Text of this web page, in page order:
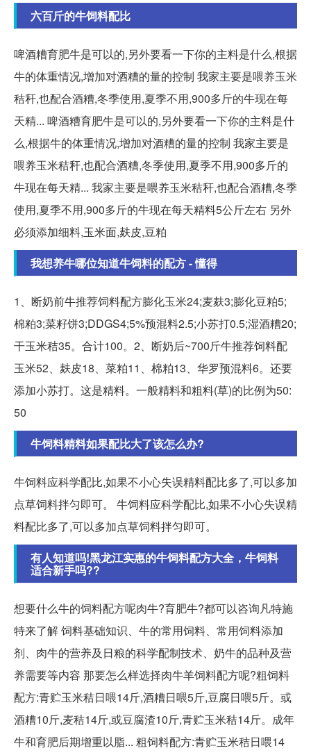
六百斤的牛饲料配比
啤酒糟育肥牛是可以的,另外要看一下你的主料是什么,根据
牛的体重情况,增加对酒糟的量的控制 我家主要是喂养玉米
秸秆,也配合酒糟,冬季使用,夏季不用,900多斤的牛现在每
天精... 啤酒糟育肥牛是可以的,另外要看一下你的主料是什
么,根据牛的体重情况,增加对酒糟的量的控制 我家主要是
喂养玉米秸秆,也配合酒糟,冬季使用,夏季不用,900多斤的
牛现在每天精... 我家主要是喂养玉米秸秆,也配合酒糟,冬季
使用,夏季不用,900多斤的牛现在每天精料5公斤左右 另外
必须添加细料,玉米面,麸皮,豆粕
我想养牛哪位知道牛饲料的配方 - 懂得
1、断奶前牛推荐饲料配方膨化玉米24;麦麸3;膨化豆粕5;
棉粕3;菜籽饼3;DDGS4;5%预混料2.5;小苏打0.5;湿酒糟20;
干玉米秸35。合计100。2、断奶后~700斤牛推荐饲料配
玉米52、麸皮18、菜粕11、棉粕13、华罗预混料6。还要
添加小苏打。这是精料。一般精料和粗料(草)的比例为50:
50
牛饲料精料如果配比大了该怎么办?
牛饲料应科学配比,如果不小心失误精料配比多了,可以多加
点草饲料拌匀即可。 牛饲料应科学配比,如果不小心失误精
料配比多了,可以多加点草饲料拌匀即可。
有人知道吗!黑龙江实惠的牛饲料配方大全，牛饲料
适合新手吗??
想要什么牛的饲料配方呢肉牛?育肥牛?都可以咨询凡特施
特来了解 饲料基础知识、牛的常用饲料、常用饲料添加
剂、肉牛的营养及日粮的科学配制技术、奶牛的品种及营
养需要等内容 那要怎么样选择肉牛羊饲料配方呢?粗饲料
配方:青贮玉米秸日喂14斤,酒糟日喂5斤,豆腐日喂5斤。或
酒糟10斤,麦秸14斤,或豆腐渣10斤,青贮玉米秸14斤。成年
牛和育肥后期增重以脂... 粗饲料配方:青贮玉米秸日喂14